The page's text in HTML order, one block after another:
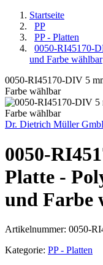
Startseite
PP
PP - Platten
0050-RI45170-
und Farbe wählbar
0050-RI45170-DIV 5
Farbe wählbar
Dr. Dietrich Müller
0050-
Platte -
und Farbe
Artikelnummer: 0050-
Kategorie: PP - Platten